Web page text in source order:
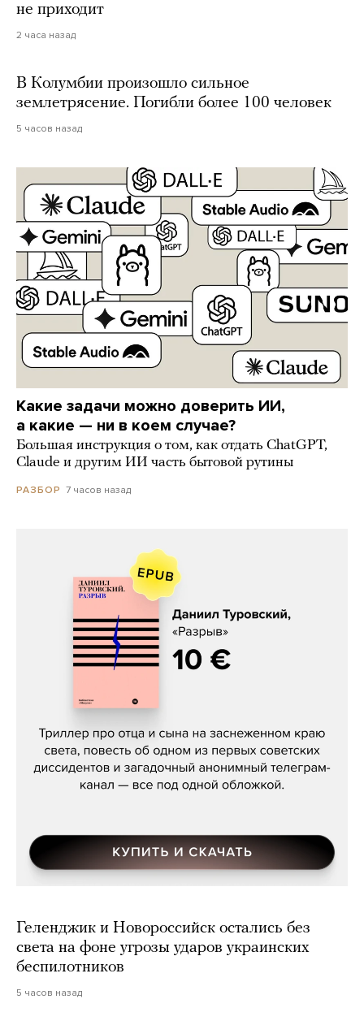
не приходит
2 часа назад
В Колумбии произошло сильное
землетрясение. Погибли более 100 человек
5 часов назад
Какие задачи можно доверить ИИ,
а какие — ни в коем случае?
Большая инструкция о том, как отдать ChatGPT,
Claude и другим ИИ часть бытовой рутины
РАЗБОР 7 часов назад
Даниил Туровский, «Разрыв»
Геленджик и Новороссийск остались без
света на фоне угрозы ударов украинских
беспилотников
5 часов назад